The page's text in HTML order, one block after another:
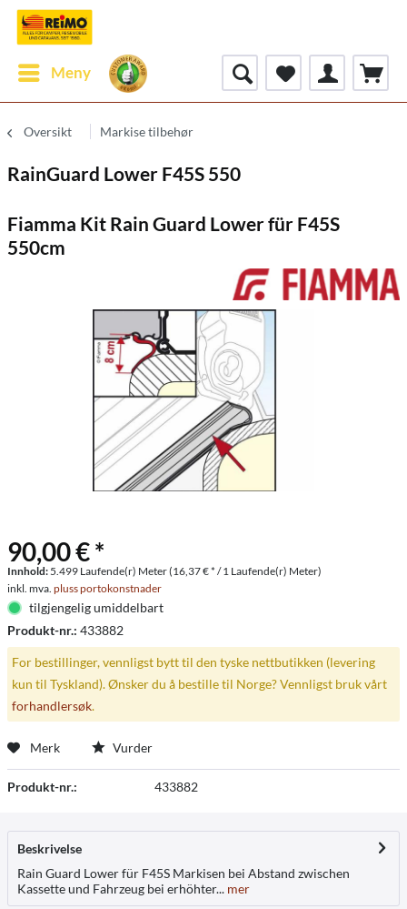
Meny
Oversikt Markise tilbehør
RainGuard Lower F45S 550
Fiamma Kit Rain Guard Lower für F45S
550cm
90,00 € *
Innhold: 5.499 Laufende(r) Meter (16,37 € * / 1 Laufende(r) Meter)
inkl. mva. pluss portokonstnader
tilgjengelig umiddelbart
Produkt-nr.: 433882
For bestillinger, vennligst bytt til den tyske nettbutikken (levering
kun til Tyskland). Ønsker du å bestille til Norge? Vennligst bruk vårt
forhandlersøk.
Merk Vurder
Produkt-nr.: 433882
Beskrivelse
Rain Guard Lower für F45S Markisen bei Abstand zwischen
Kassette und Fahrzeug bei erhöhter... mer